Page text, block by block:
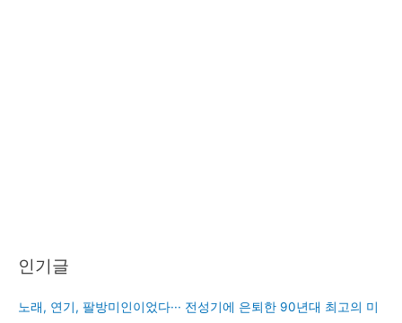
인기글
노래, 연기, 팔방미인이었다··· 전성기에 은퇴한 90년대 최고의 미